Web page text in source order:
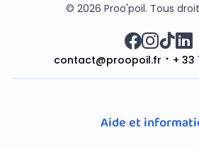
© 2026 Proo'poil. Tous
contact@proopoil.fr + 33
Aide et